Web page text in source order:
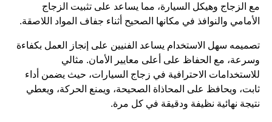
مع الزجاج وهيكل السيارة، مما يساعد على تثبيت الزجاج
الأمامي والنوافذ في مكانها الصحيح أثناء جفاف المواد اللاصقة.
تصميمه سهل الاستخدام يساعد الفنيين على إنجاز العمل بكفاءة
وسرعة، مع الحفاظ على أعلى معايير الأمان. مثالي
للاستخدامات الاحترافية في زجاج السيارات، حيث يضمن أداء
ثابت، ويحافظ على المحاذاة الصحيحة، ويمنع الحركة، ويعطي
نتيجة نهائية نظيفة ودقيقة في كل مرة.